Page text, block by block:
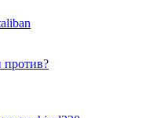
против?